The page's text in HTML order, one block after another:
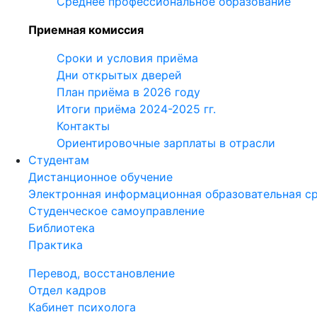
Приемная комиссия
Сроки и условия приёма
Дни открытых дверей
План приёма в 2026 году
Итоги приёма 2024-2025 гг.
Контакты
Ориентировочные зарплаты в отрасли
Студентам
Дистанционное обучение
Электронная информационная образовательная
Студенческое самоуправление
Библиотека
Практика
Перевод, восстановление
Отдел кадров
Кабинет психолога